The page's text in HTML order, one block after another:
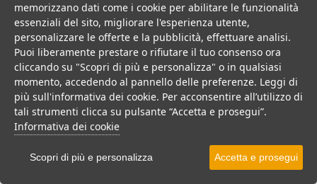
Trova la soluzione migliore per la tua prossima
vacanza.
Noi di belsalento.it abbiamo selezionato per te le migliori mete, i
migliori servizi, le migliori offerte per il tuo prossimo viaggio.
memorizzano dati come i cookie per abilitare le funzionalità
essenziali del sito, migliorare l'esperienza utente,
personalizzare le offerte e la pubblicità, effettuare analisi.
Puoi liberamente prestare o rifiutare il tuo consenso ora
cliccando su "Scopri di più e personalizza" o in qualsiasi
momento, accedendo al pannello delle preferenze. Leggi di
più sull'informativa dei cookie. Per acconsentire all’utilizzo di
tali strumenti clicca su pulsante “Accetta e prosegui”.
Informativa dei cookie
Scopri di più e personalizza Accetta e prosegui